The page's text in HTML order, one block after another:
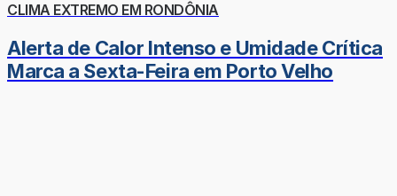
CLIMA EXTREMO EM RONDÔNIA
Alerta de Calor Intenso e Umidade Crítica
Marca a Sexta-Feira em Porto Velho